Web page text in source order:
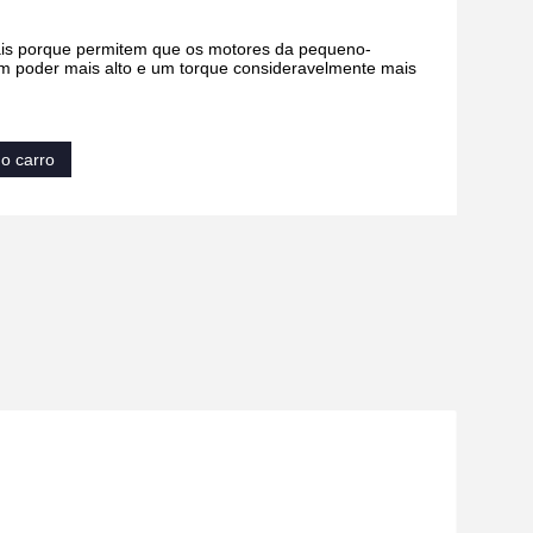
porque permitem que os motores da pequeno-
poder mais alto e um torque consideravelmente mais
carro